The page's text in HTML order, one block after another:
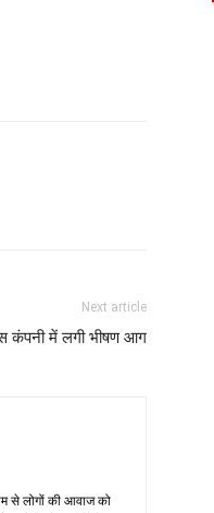
Next article
कंपनी में लगी भीषण आग
से लोगों की आवाज को